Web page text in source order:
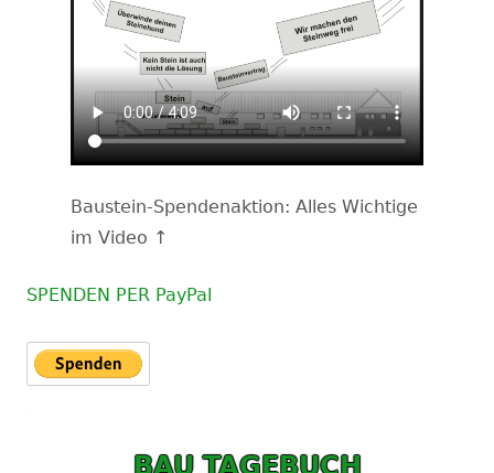
Baustein-Spendenaktion: Alles Wichtige
im Video ↑
SPENDEN PER PayPal
BAU TAGEBUCH